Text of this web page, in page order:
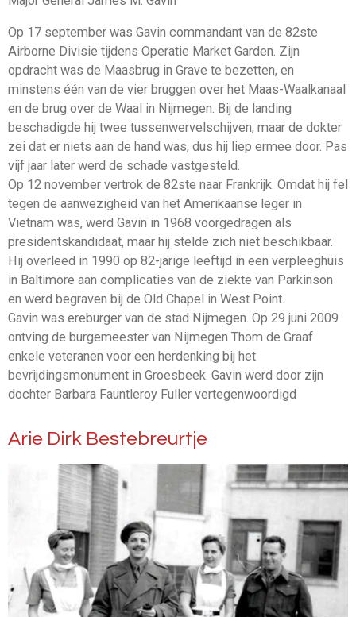
Op 17 september was Gavin commandant van de 82ste
Airborne Divisie tijdens Operatie Market Garden. Zijn
opdracht was de Maasbrug in Grave te bezetten, en
minstens één van de vier bruggen over het Maas-Waalkanaal
en de brug over de Waal in Nijmegen. Bij de landing
beschadigde hij twee tussenwervelschijven, maar de dokter
zei dat er niets aan de hand was, dus hij liep ermee door. Pas
vijf jaar later werd de schade vastgesteld.
Op 12 november vertrok de 82ste naar Frankrijk. Omdat hij fel
tegen de aanwezigheid van het Amerikaanse leger in
Vietnam was, werd Gavin in 1968 voorgedragen als
presidentskandidaat, maar hij stelde zich niet beschikbaar.
Hij overleed in 1990 op 82-jarige leeftijd in een verpleeghuis
in Baltimore aan complicaties van de ziekte van Parkinson
en werd begraven bij de Old Chapel in West Point.
Gavin was ereburger van de stad Nijmegen. Op 29 juni 2009
ontving de burgemeester van Nijmegen Thom de Graaf
enkele veteranen voor een herdenking bij het
bevrijdingsmonument in Groesbeek. Gavin werd door zijn
dochter Barbara Fauntleroy Fuller vertegenwoordigd
Arie Dirk Bestebreurtje